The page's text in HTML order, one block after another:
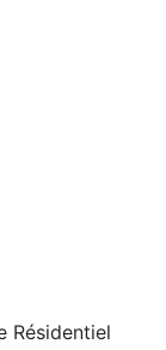
Résidentiel